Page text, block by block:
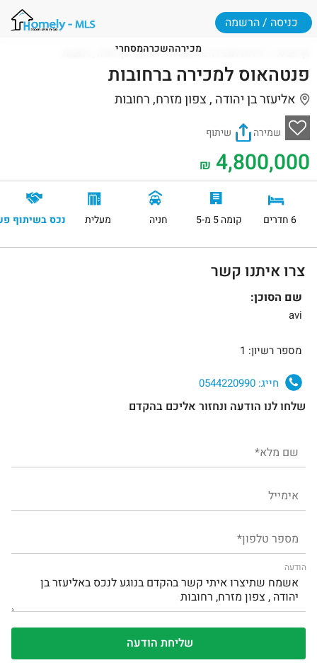
מכירההשכרהמסחרי
כניסה / הרשמה
דירות למכירה ברחובות אליעזר בן יהודה , רחובות
פנטהאוס למכירה ברחובות
אליעזר בן יהודה , צפון מזרח, רחובות
שמירה שיתוף
4,800,000
₪
6 חדרים קומה 5 מ-5 חניה מעלית נכס בשיתוף
צרו איתנו קשר
שם הסוכן:
avi
מספר רשיון: 1
חייג:
שלחו לנו הודעה ונחזור אליכם בהקדם
הודעה